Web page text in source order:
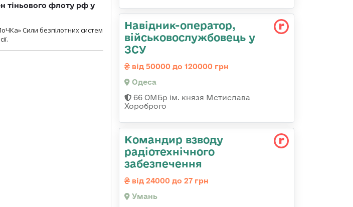
тіньового флоту рф у
Сили безпілотних систем
Навідник-оператор,
військовослужбовець у
ЗСУ
від 50000 до 120000 грн
Одеса
66 ОМБр ім. князя Мстислава
Хороброго
Командир взводу
радіотехнічного
забезпечення
від 24000 до 27 грн
Умань